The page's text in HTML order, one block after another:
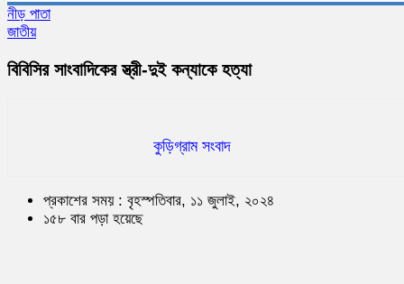
নীড় পাতা
জাতীয়
বিবিসির সাংবাদিকের স্ত্রী-দুই কন্যাকে হত্যা
কুড়িগ্রাম সংবাদ
প্রকাশের সময় : বৃহস্পতিবার, ১১ জুলাই, ২০২৪
১৫৮ বার পড়া হয়েছে